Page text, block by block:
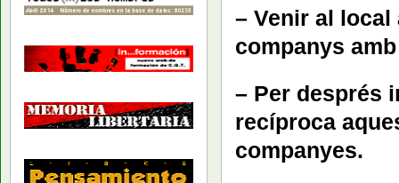
– Venir al
companys
– Per després
recíproca
companyes.